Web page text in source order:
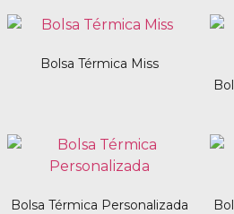
Bolsa Térmica Miss
Bolsa Térmica Personalizada